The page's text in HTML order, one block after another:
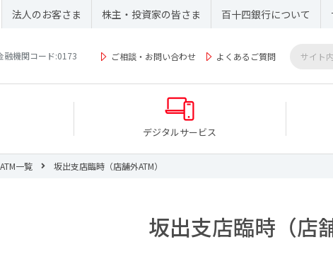
法人のお客さま 株主・投資家の皆さま 百十四銀行について
融機関コード:0173 ご相談・お問い合わせ よくあるご質問
デジタルサービス
一覧 坂出支店臨時（店舗外ATM）
坂出支店臨時（店